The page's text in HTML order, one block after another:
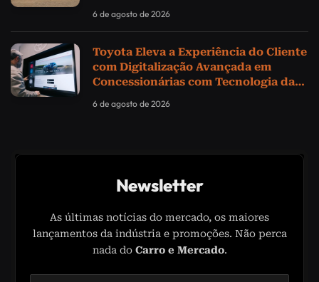
6 de agosto de 2026
Toyota Eleva a Experiência do Cliente
com Digitalização Avançada em
Concessionárias com Tecnologia da
6 de agosto de 2026
Newsletter
As últimas notícias do mercado, os maiores
lançamentos da indústria e promoções. Não perca
nada do Carro e Mercado.